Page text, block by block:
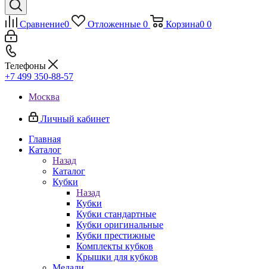
Сравнение0 Отложенные 0 Корзина0 0
Телефоны
+7 499 350-88-57
Москва
Личный кабинет
Главная
Каталог
Назад
Каталог
Кубки
Назад
Кубки
Кубки стандартные
Кубки оригинальные
Кубки престижные
Комплекты кубков
Крышки для кубков